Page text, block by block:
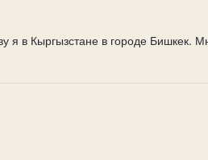
в Кыргызстане в городе Бишкек.